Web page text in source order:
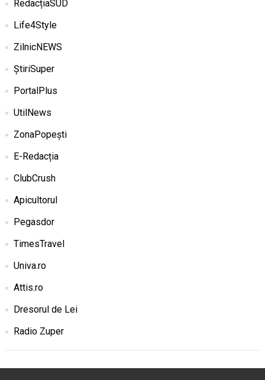
RedacțiaSUD
Life4Style
ZilnicNEWS
ȘtiriSuper
PortalPlus
UtilNews
ZonaPopești
E-Redacția
ClubCrush
Apicultorul
Pegasdor
TimesTravel
Univa.ro
Attis.ro
Dresorul de Lei
Radio Zuper